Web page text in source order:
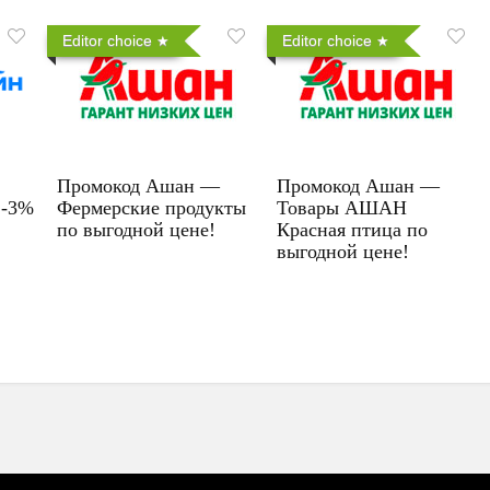
3%
Editor choice
Промокод Ашан —
Фермерские продукты
по выгодной цене!
Editor choice
Промокод Ашан —
Товары АШАН
Красная птица по
выгодной цене!